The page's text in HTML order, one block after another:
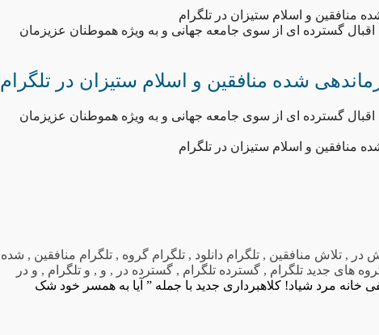
منافقین و اسلام ستیزان در تلگرام
اقبال گسترده ای از سوی جامعه جهانی و به ویژه هموطنان عزیزمان
شده منافقین و اسلام ستیزان در تلگرام
اقبال گسترده ای از سوی جامعه جهانی و به ویژه هموطنان عزیزمان
منافقین و اسلام ستیزان در تلگرام
در , تلاش منافقین , تلگرام دانلود , تلگرام گروه , تلگرام منافقین , شده
های جدید تلگرام , گسترده تلگرام , گسترده در , و , و تلگرام , و در
کلاهبرداری جدید با جمله ” آیا به همسر خود شک